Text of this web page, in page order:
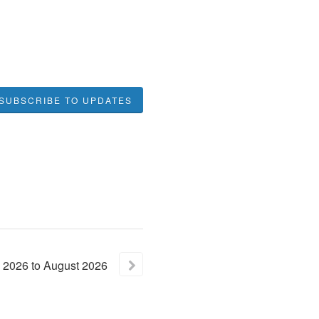
TO UPDATES
2026toAugust2026